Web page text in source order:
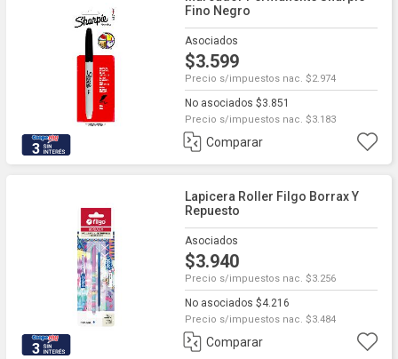
3
Fino Negro
Asociados
$3.599
Precio s/impuestos nac. $2.974
No asociados $3.851
Precio s/impuestos nac. $3.183
Comparar
3
Lapicera Roller Filgo Borrax Y
Repuesto
Asociados
$3.940
Precio s/impuestos nac. $3.256
No asociados $4.216
Precio s/impuestos nac. $3.484
Comparar